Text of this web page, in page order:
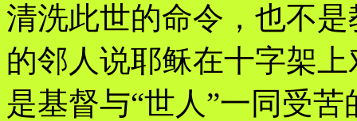
清洗此世的命令，也不
的邻人说耶稣在十字架
是基督与“世人”一同受